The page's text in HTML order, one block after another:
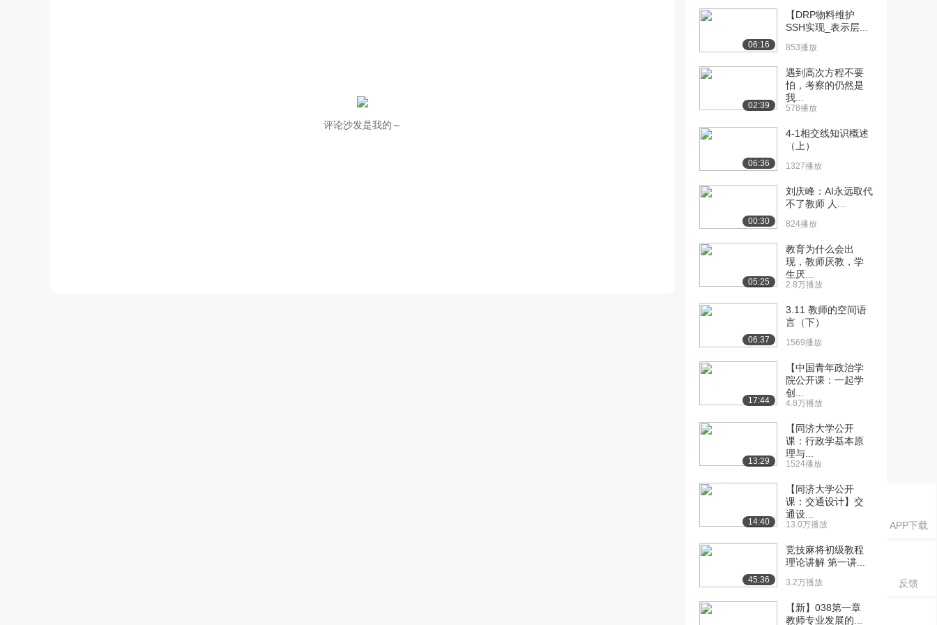
APP下载
反馈
评论沙发是我的～
1722播放
[12] 形象思维及方向性思
1756播放
[13] 创造原理及创造原则
（上）
2397播放
[14] 创造原理及创造原则
（中）
[15] 创造原理及创造原则
[16] 创新方法（一）
14:00
[17] 创新方法（一）
2285播放
[18] 创新方法（一）
2039播放
14:03
[19] 创新方法（二）
13:56
[20] 创新方法（二）
14:00
[21] 创新方法（二）
13:50
[22] TRIZ法概述（上）
2995播放
15:02
06:16
【DRP物料维护
SSH实现_表示层...
853播放
02:39
遇到高次方程不要
怕，考察的仍然是
我...
578播放
06:36
4-1相交线知识概述
（上）
1327播放
00:30
刘庆峰：AI永远取代
不了教师 人...
824播放
05:25
教育为什么会出
现，教师厌教，学
生厌...
2.8万播放
06:37
3.11 教师的空间语
言（下）
1569播放
17:44
【中国青年政治学
院公开课：一起学
创...
4.8万播放
13:29
【同济大学公开
课：行政学基本原
理与...
1524播放
14:40
【同济大学公开
课：交通设计】交
通设...
13.0万播放
45:36
竞技麻将初级教程
理论讲解 第一讲...
3.2万播放
【新】038第一章
教师专业发展的...